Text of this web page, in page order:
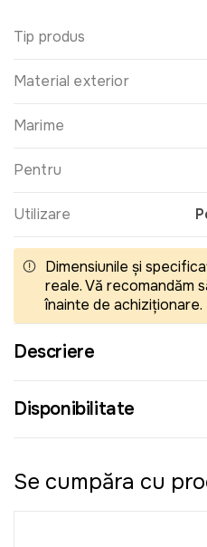
Tip produs
Material exterior
Marime
Pentru
Utilizare
Dimensiunile și
reale. Vă recomandăm
înainte de achiziționare.
Descriere
Disponibilitate
Se cumpăra cu